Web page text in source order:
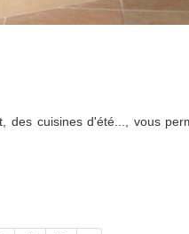
cuisines d'été..., vous